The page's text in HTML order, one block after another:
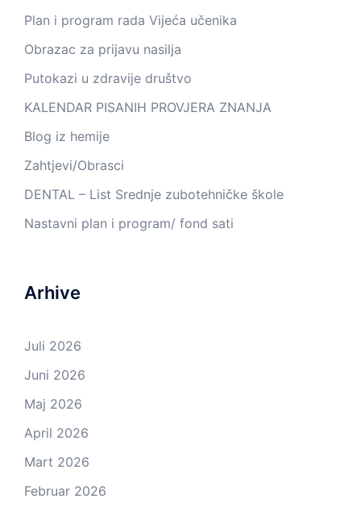
Plan i program rada Vijeća učenika
Obrazac za prijavu nasilja
Putokazi u zdravije društvo
KALENDAR PISANIH PROVJERA ZNANJA
Blog iz hemije
Zahtjevi/Obrasci
DENTAL – List Srednje zubotehničke škole
Nastavni plan i program/ fond sati
Arhive
Juli 2026
Juni 2026
Maj 2026
April 2026
Mart 2026
Februar 2026